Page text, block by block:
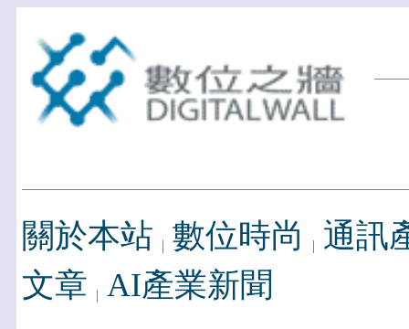
關於本站 數位時尚
通訊
文章 AI產業新聞